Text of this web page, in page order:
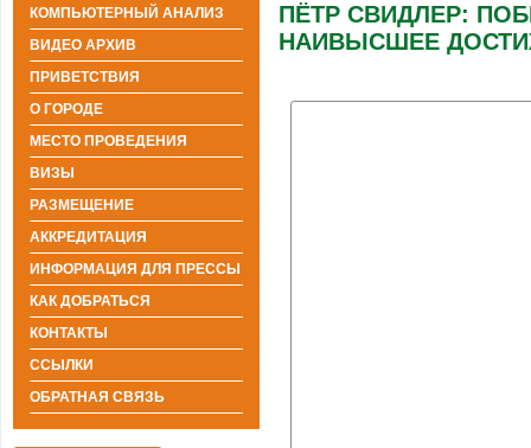
ПЁТР СВИДЛЕР:
НАИВЫСШЕЕ
КОМПЬЮТЕРНЫЙ АНАЛИЗ
ВИДЕО АРХИВ
ПРИВЕТСТВИЯ
О ГОРОДЕ
МЕСТО ПРОВЕДЕНИЯ
ВИЗЫ
РАЗМЕЩЕНИЕ
АККРЕДИТАЦИЯ
ИНФОРМАЦИЯ ДЛЯ ПРЕССЫ
КАК ДОБРАТЬСЯ
КОНТАКТЫ
ССЫЛКИ
ОБРАТНАЯ СВЯЗЬ